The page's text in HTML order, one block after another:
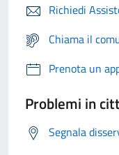
Richiedi
Chiama il
Prenota un
Problemi in
Segnala